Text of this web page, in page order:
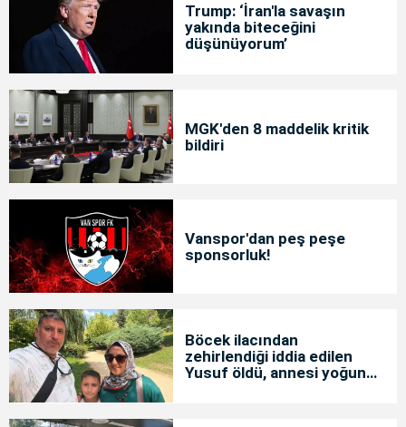
Trump: ‘İran'la savaşın
yakında biteceğini
düşünüyorum’
MGK'den 8 maddelik kritik
bildiri
Vanspor'dan peş peşe
sponsorluk!
Böcek ilacından
zehirlendiği iddia edilen
Yusuf öldü, annesi yoğun